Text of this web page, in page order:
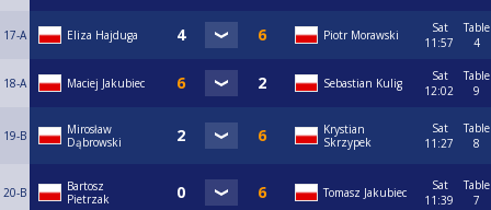
17-A Eliza Hajduga Piotr Morawski
Sat
11:57
Table
4
18-A Maciej Jakubiec Sebastian Kulig
Sat
12:02
Table
9
19-B
Mirosław
Dąbrowski
Krystian
Skrzypek
Sat
11:27
Table
8
20-B
Bartosz
Pietrzak
Tomasz Jakubiec
Sat
11:39
Table
7